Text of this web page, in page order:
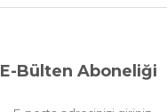
E-Bülten Aboneliği